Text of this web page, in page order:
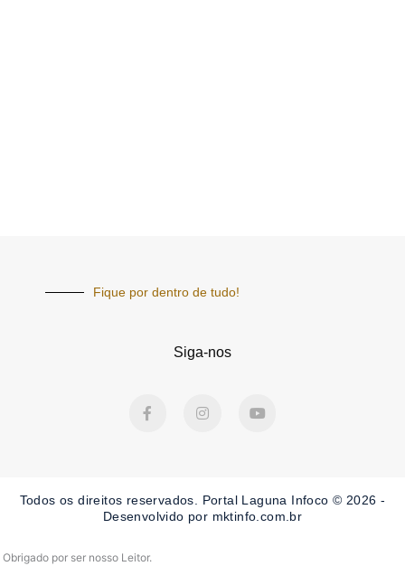
Fique por dentro de tudo!
Siga-nos
a
k
-
n
a
m
o
Todos os direitos reservados. Portal Laguna Infoco © 2026 -
Desenvolvido por mktinfo.com.br
Obrigado por ser nosso Leitor.